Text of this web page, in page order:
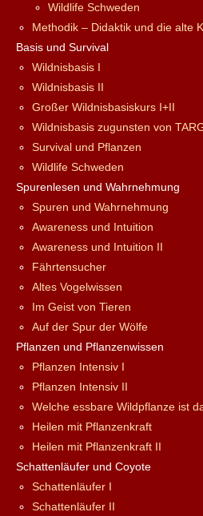
Wildlife Schweden
Methodik – Didaktik und die alte
Basis und Survival
Wildnisbasis I
Wildnisbasis II
Großer Wildnisbasiskurs I+II
Wildnisbasis zugunsten von
Survival und Pflanzen
Wildlife Schweden
Spurenlesen und Wahrnehmung
Spuren und Wahrnehmung
Awareness und Intuition
Awareness und Intuition II
Fährtensucher
Altes Vogelwissen
Im Geist von Tieren
Auf der Spur der Wölfe
Pflanzen und Pflanzenwissen
Pflanzen Intensiv I
Pflanzen Intensiv II
Welche essbare Wildpflanze ist
Heilen mit Pflanzenkraft
Heilen mit Pflanzenkraft II
Schattenläufer und Coyote
Schattenläufer I
Schattenläufer II